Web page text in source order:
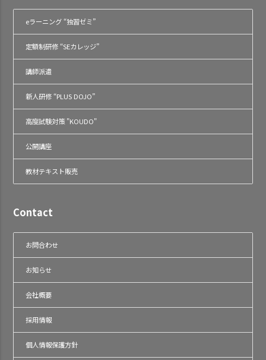
eラーニング “独習ゼミ”
定額制研修 “SEカレッジ”
講師派遣
新人研修 “PLUS DOJO”
高度試験対策 "KOUDO"
公開講座
教材テキスト販売
Contact
お問合わせ
お知らせ
会社概要
採用情報
個人情報保護方針